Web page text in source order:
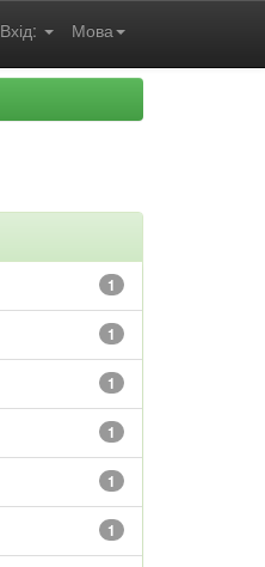
Мова
Вхід:
1
1
1
1
1
1